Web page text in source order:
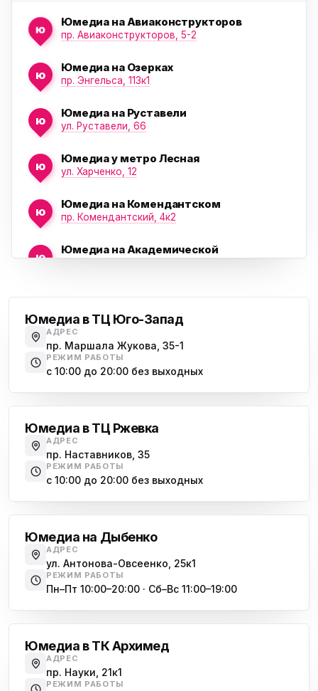
ю
Юмедиа на Авиаконструкторов
пр. Авиаконструкторов, 5-2
ю
Юмедиа на Озерках
пр. Энгельса, 113к1
ю
Юмедиа на Руставели
ул. Руставели, 66
ю
Юмедиа у метро Лесная
ул. Харченко, 12
ю
Юмедиа на Комендантском
пр. Комендантский, 4к2
ю
Юмедиа на Академической
Юмедиа на Наставников
пр. Наставников 35
ю
Юмедиа в ТК Юго-Запад
пр. Маршала Жукова, 35-1
Юмедиа на Космонавтов
ю ул. Белы Куна, 24к1
ю
Юмедиа в Купчино
ул. Будапештская, 87-3
Юмедиа Сервис в Колпино
ю
Юмедиа во Всеволожске
пр. Христиновский 28, Всеволожск
Юмедиа в ТЦ Юго-Запад
АДРЕС
пр. Маршала Жукова, 35-1
РЕЖИМ РАБОТЫ
с 10:00 до 20:00 без выходных
Юмедиа в ТЦ Ржевка
АДРЕС
пр. Наставников, 35
РЕЖИМ РАБОТЫ
с 10:00 до 20:00 без выходных
Юмедиа на Дыбенко
АДРЕС
ул. Антонова-Овсеенко, 25к1
РЕЖИМ РАБОТЫ
Пн–Пт 10:00–20:00 · Сб–Вс 11:00–19:00
Юмедиа в ТК Архимед
АДРЕС
пр. Науки, 21к1
РЕЖИМ РАБОТЫ